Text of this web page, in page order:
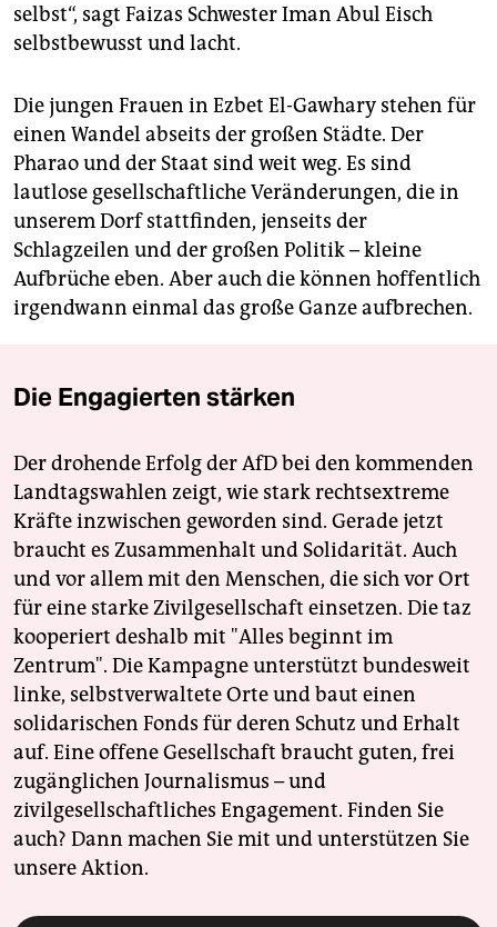
selbst“, sagt Faizas Schwester Iman Abul Eisch
selbstbewusst und lacht.
Die jungen Frauen in Ezbet El-Gawhary stehen für
einen Wandel abseits der großen Städte. Der
Pharao und der Staat sind weit weg. Es sind
lautlose gesellschaftliche Veränderungen, die in
unserem Dorf stattfinden, jenseits der
Schlagzeilen und der großen Politik – kleine
Aufbrüche eben. Aber auch die können hoffentlich
irgendwann einmal das große Ganze aufbrechen.
Die Engagierten stärken
Der drohende Erfolg der AfD bei den kommenden
Landtagswahlen zeigt, wie stark rechtsextreme
Kräfte inzwischen geworden sind. Gerade jetzt
braucht es Zusammenhalt und Solidarität. Auch
und vor allem mit den Menschen, die sich vor Ort
für eine starke Zivilgesellschaft einsetzen. Die taz
kooperiert deshalb mit "Alles beginnt im
Zentrum". Die Kampagne unterstützt bundesweit
linke, selbstverwaltete Orte und baut einen
solidarischen Fonds für deren Schutz und Erhalt
auf. Eine offene Gesellschaft braucht guten, frei
zugänglichen Journalismus – und
zivilgesellschaftliches Engagement. Finden Sie
auch? Dann machen Sie mit und unterstützen Sie
unsere Aktion.